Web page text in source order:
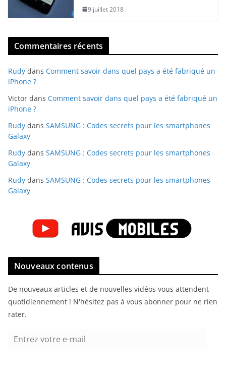
9 juillet 2018
Commentaires récents
Rudy dans Comment savoir dans quel pays a été fabriqué un
iPhone ?
Victor dans Comment savoir dans quel pays a été fabriqué un
iPhone ?
Rudy dans SAMSUNG : Codes secrets pour les smartphones
Galaxy
Rudy dans SAMSUNG : Codes secrets pour les smartphones
Galaxy
Rudy dans SAMSUNG : Codes secrets pour les smartphones
Galaxy
Nouveaux contenus
De nouveaux articles et de nouvelles vidéos vous attendent
quotidiennement ! N'hésitez pas à vous abonner pour ne rien
rater.